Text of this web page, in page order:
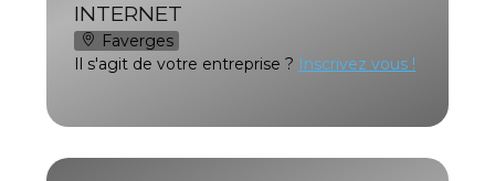
INTERNET
Faverges
Il s'agit de votre entreprise ? Inscrivez vous !